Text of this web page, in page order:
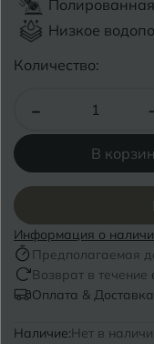
Полированная
Низкое
Количество:
-
В
Информация о
Предполагаемая
Возврат в течение
Оплата & Доставка
Наличие:Нет в
Владимир
Воронеж
Г Геленджик
Грозный